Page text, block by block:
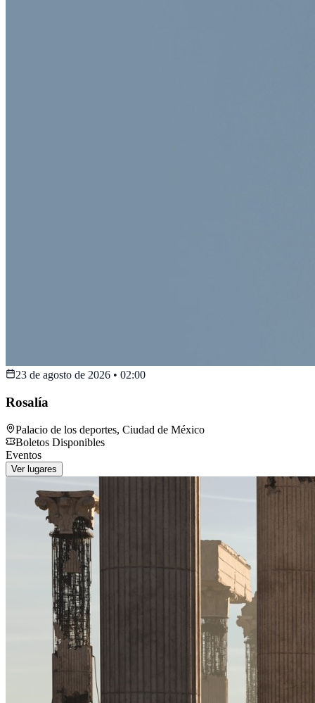
23 de agosto de 2026 • 02:00
Rosalía
Palacio de los deportes, Ciudad de México
Boletos Disponibles
Eventos
Ver lugares